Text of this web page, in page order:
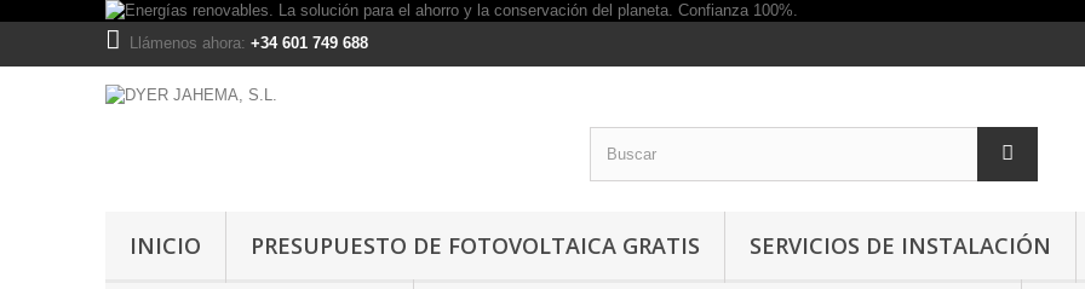
Llámenos ahora: +34 601 749 688
INICIO PRESUPUESTO DE FOTOVOLTAICA GRATIS SERVICIOS DE INSTALACIÓN